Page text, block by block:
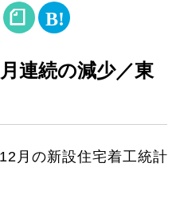
連続の減少／東
月の新設住宅着工統計